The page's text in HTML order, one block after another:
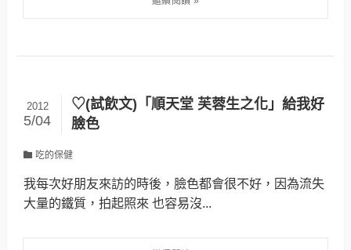
♡(試飲文)「順天堂 芙蓉生之化」給我好
臉色
2012
5/04
吃的保健
我每次好朋友來訪的時後，臉色都會很不好，因為流失
大量的鐵質，拍起照來 也容易沒...